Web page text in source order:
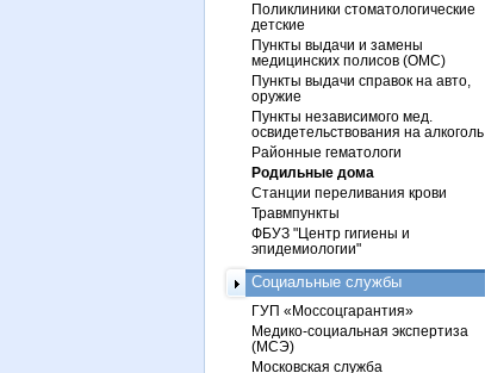
Поликлиники стоматологические
детские
Пункты выдачи и замены
медицинских полисов (ОМС)
Пункты выдачи справок на авто,
оружие
Пункты независимого мед.
освидетельствования на алкоголь
Районные гематологи
Родильные дома
Станции переливания крови
Травмпункты
ФБУЗ "Центр гигиены и
эпидемиологии"
Социальные службы
ГУП «Моссоцгарантия»
Медико-социальная экспертиза
(МСЭ)
Московская служба